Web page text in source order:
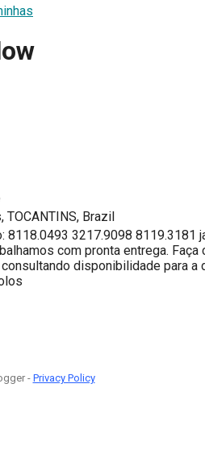
TOCANTINS, Brazil
8118.0493 3217.9098 8119.3181
com pronta entrega.
disponibilidade para a
- Privacy Policy